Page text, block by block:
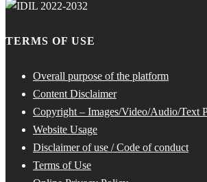
TERMS OF USE
Overall purpose of the platform
Content Disclaimer
Copyright – Images/Video/Audio/Text
Website Usage
Disclaimer of use / Code of conduct
Terms of Use